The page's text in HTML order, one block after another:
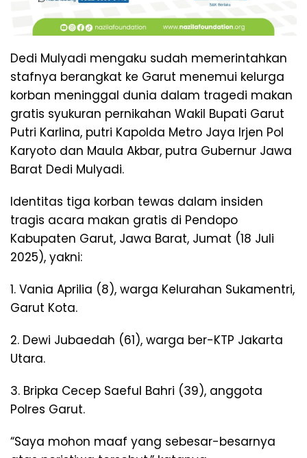
Dedi Mulyadi mengaku sudah memerintahkan
stafnya berangkat ke Garut menemui kelurga
korban meninggal dunia dalam tragedi makan
gratis syukuran pernikahan Wakil Bupati Garut
Putri Karlina, putri Kapolda Metro Jaya Irjen Pol
Karyoto dan Maula Akbar, putra Gubernur Jawa
Barat Dedi Mulyadi.
Identitas tiga korban tewas dalam insiden
tragis acara makan gratis di Pendopo
Kabupaten Garut, Jawa Barat, Jumat (18 Juli
2025), yakni:
1. Vania Aprilia (8), warga Kelurahan Sukamentri,
Garut Kota.
2. Dewi Jubaedah (61), warga ber-KTP Jakarta
Utara.
3. Bripka Cecep Saeful Bahri (39), anggota
Polres Garut.
“Saya mohon maaf yang sebesar-besarnya